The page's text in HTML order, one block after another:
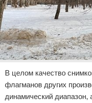
В целом качество
флагманов других
динамический диапазон,